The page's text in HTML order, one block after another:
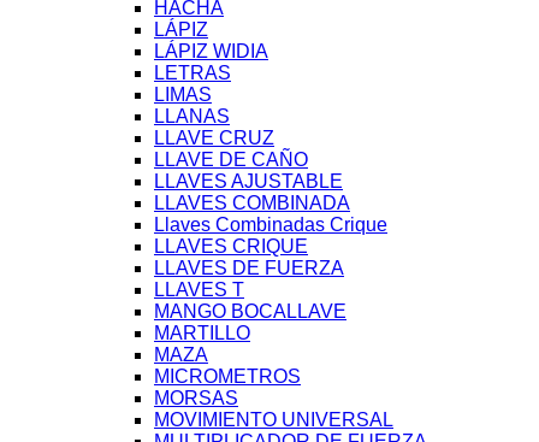
HACHA
LÁPIZ
LÁPIZ WIDIA
LETRAS
LIMAS
LLANAS
LLAVE CRUZ
LLAVE DE CAÑO
LLAVES AJUSTABLE
LLAVES COMBINADA
Llaves Combinadas Crique
LLAVES CRIQUE
LLAVES DE FUERZA
LLAVES T
MANGO BOCALLAVE
MARTILLO
MAZA
MICROMETROS
MORSAS
MOVIMIENTO UNIVERSAL